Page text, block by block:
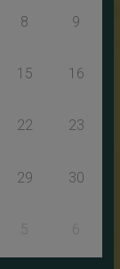
8 9
15 16
22 23
29 30
5 6